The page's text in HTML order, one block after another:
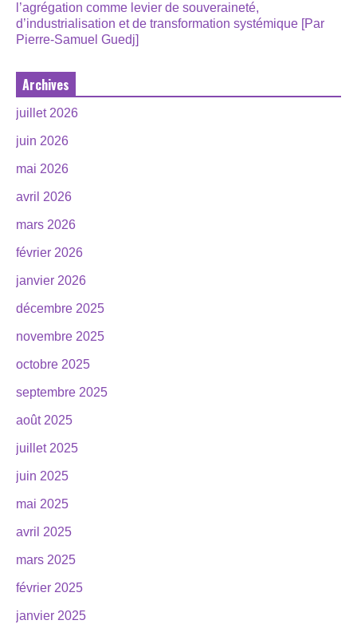
l’agrégation comme levier de souveraineté,
d’industrialisation et de transformation systémique [Par
Pierre-Samuel Guedj]
Archives
juillet 2026
juin 2026
mai 2026
avril 2026
mars 2026
février 2026
janvier 2026
décembre 2025
novembre 2025
octobre 2025
septembre 2025
août 2025
juillet 2025
juin 2025
mai 2025
avril 2025
mars 2025
février 2025
janvier 2025